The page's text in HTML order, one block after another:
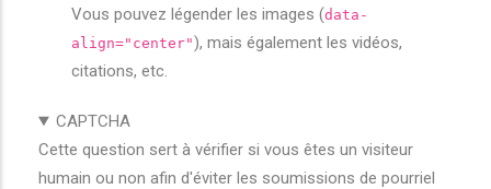
Vous pouvez légender les images (data-
align="center"), mais également les vidéos,
citations, etc.
CAPTCHA
Cette question sert à vérifier si vous êtes un visiteur
humain ou non afin d'éviter les soumissions de pourriel